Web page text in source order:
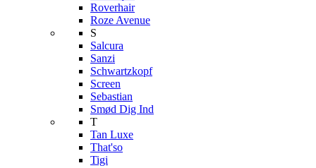
Roverhair
Roze Avenue
S
Salcura
Sanzi
Schwartzkopf
Screen
Sebastian
Smød Dig Ind
T
Tan Luxe
That'so
Tigi